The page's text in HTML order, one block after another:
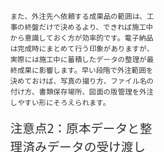
また、外注先へ依頼する成果品の範囲は、工
事の終盤だけで決めるより、できれば施工中
から意識しておく方が効率的です。電子納品
は完成時にまとめて行う印象がありますが、
実際には施工中に蓄積したデータの整理が最
終成果に影響します。早い段階で外注範囲を
決めておけば、写真の撮り方、ファイル名の
付け方、書類保存場所、図面の版管理を外注
しやすい形にそろえられます。
注意点2：原本データと整
理済みデータの受け渡し